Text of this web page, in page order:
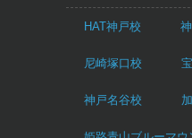
HAT神戸校
尼崎塚口校
神戸名谷校